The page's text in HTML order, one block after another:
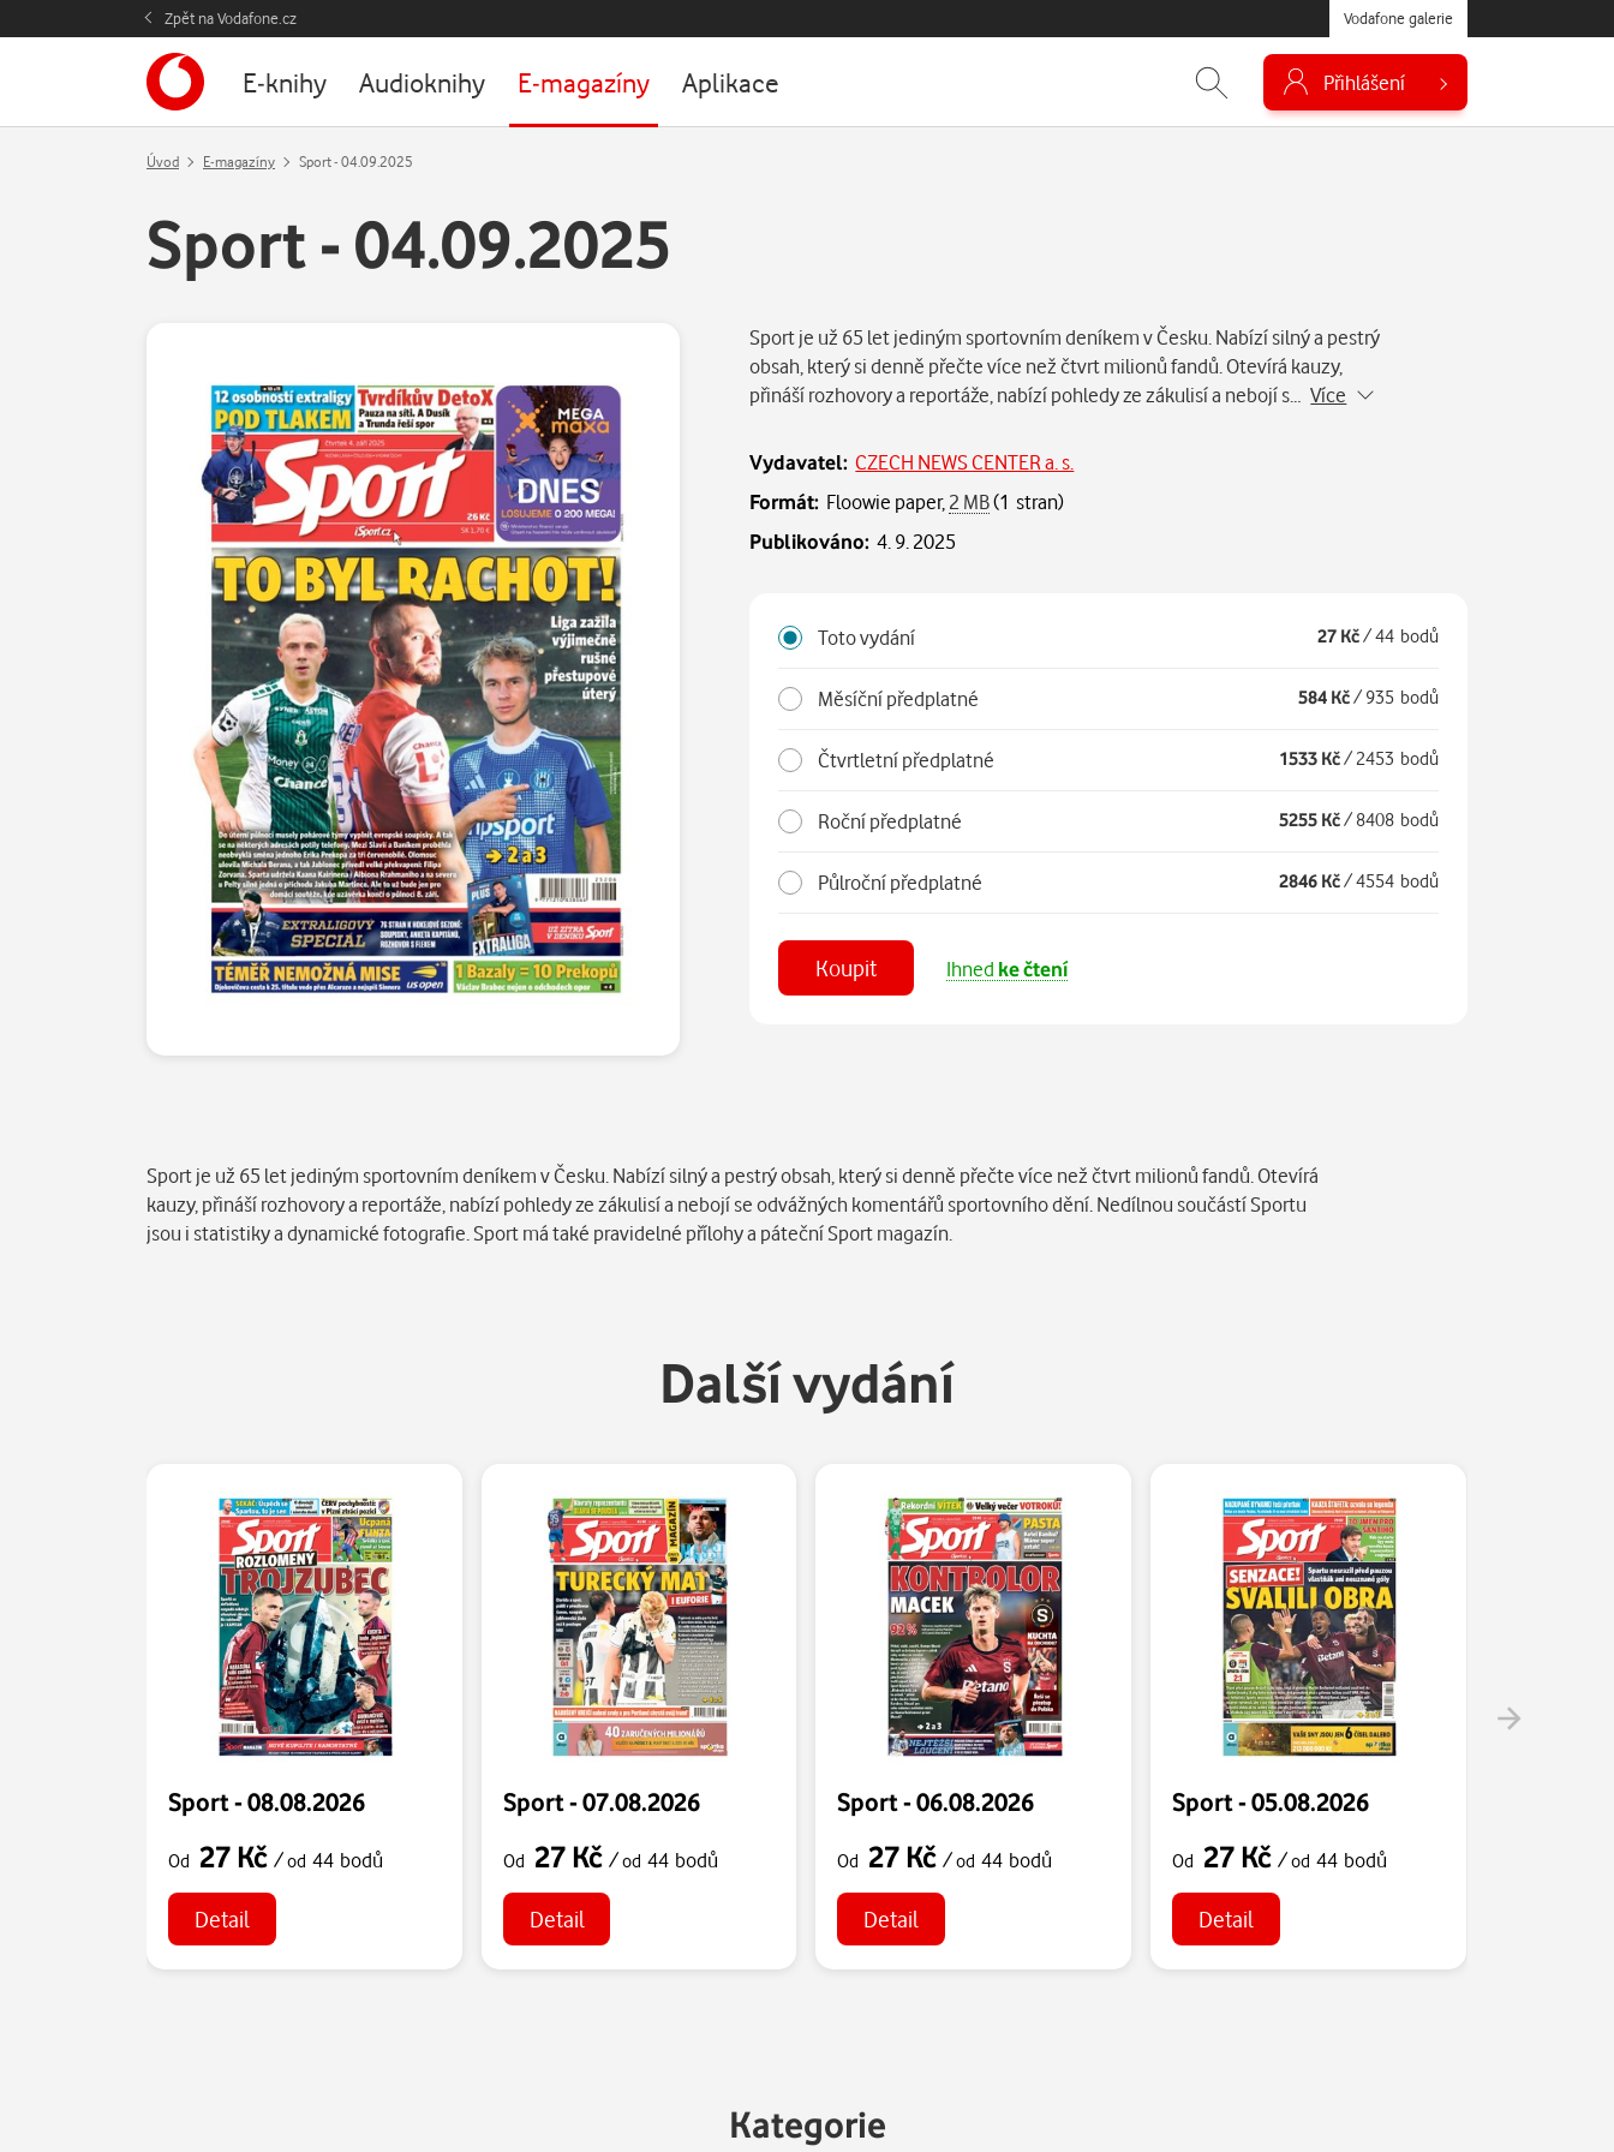
Zpět na Vodafone.cz Vodafone galerie
E-knihy Audioknihy E-magazíny Aplikace Přihlášení
Úvod E-magazíny Sport - 04.09.2025
Sport - 04.09.2025
Sport je už 65 let jediným sportovním deníkem v Česku. Nabízí silný a pestrý
obsah, který si denně přečte více než čtvrt milionů fandů. Otevírá kauzy,
přináší rozhovory a reportáže, nabízí pohledy ze zákulisí a nebojí s…Více
Vydavatel: CZECH NEWS CENTER a. s.
Formát: Floowie paper, 2 MB(1 stran)
Publikováno: 4. 9. 2025
Toto vydání 27 Kč/44 bodů
Měsíční předplatné 584 Kč/ 935 bodů
Čtvrtletní předplatné 1533 Kč/ 2453 bodů
Roční předplatné 5255 Kč/ 8408 bodů
Půlroční předplatné 2846 Kč/4554 bodů
Koupit Ihned ke čtení
Sport je už 65 let jediným sportovním deníkem v Česku. Nabízí silný a pestrý obsah, který si denně přečte více než čtvrt milionů fandů. Otevírá
kauzy, přináší rozhovory a reportáže, nabízí pohledy ze zákulisí a nebojí se odvážných komentářů sportovního dění. Nedílnou součástí Sportu
jsou i statistiky a dynamické fotografie. Sport má také pravidelné přílohy a páteční Sport magazín.
Další vydání
Sport - 08.08.2026
Od 27 Kč /od 44 bodů
Detail
Sport - 07.08.2026
Od 27 Kč /od 44 bodů
Detail
Sport - 06.08.2026
Od 27 Kč/od 44 bodů
Detail
Sport - 05.08.2026
Od 27 Kč/od 44 bodů
Detail
Kategorie